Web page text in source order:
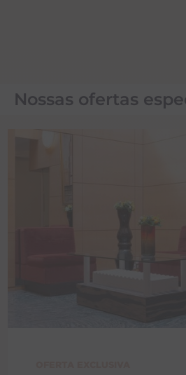
Nossas ofertas